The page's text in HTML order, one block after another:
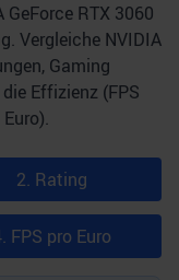
RTX 3060
Vergleiche NVIDIA
Gaming
Effizienz (FPS
2. Rating
FPS pro Euro